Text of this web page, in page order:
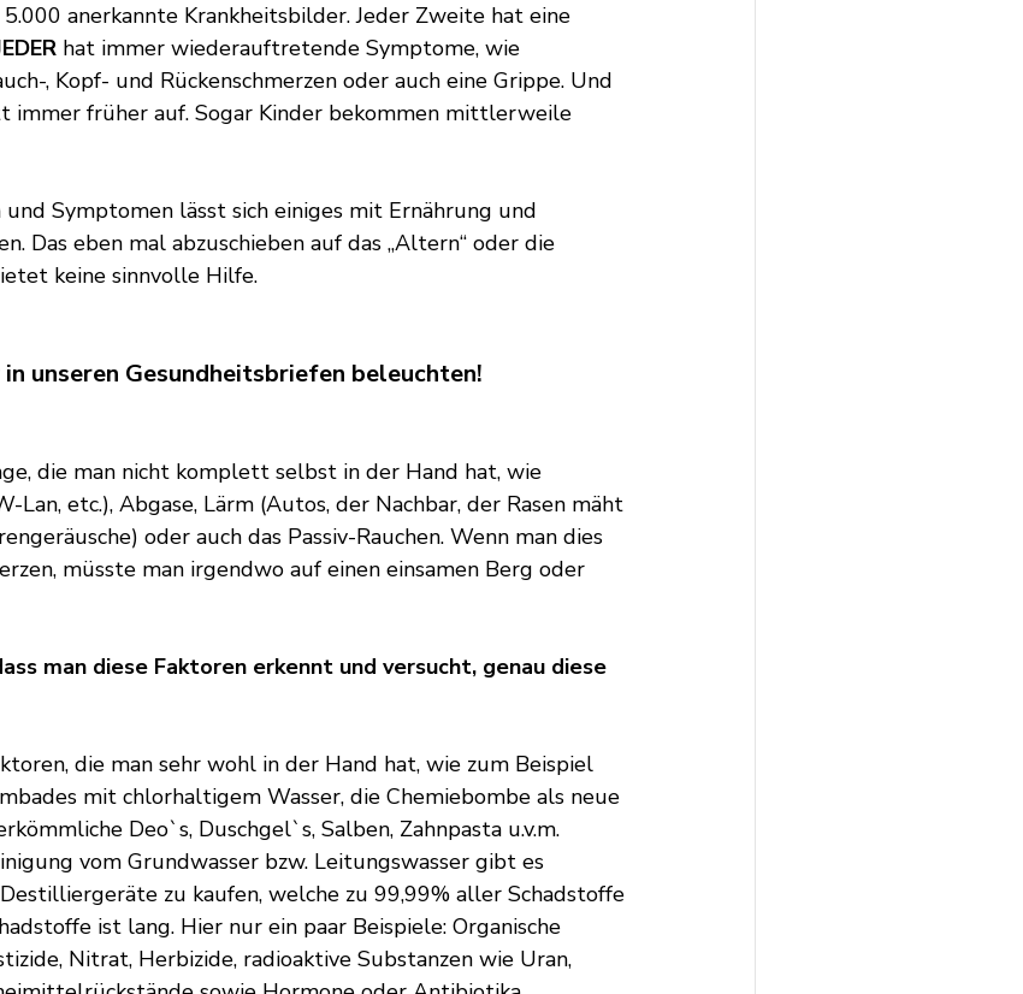
anerkannte Krankheitsbilder. Jeder Zweite hat eine
hat immer wiederauftretende Symptome, wie
, Kopf- und Rückenschmerzen oder auch eine Grippe. Und
immer früher auf. Sogar Kinder bekommen mittlerweile
Symptomen lässt sich einiges mit Ernährung und
Das eben mal abzuschieben auf das „Altern“ oder die
keine sinnvolle Hilfe.
unseren Gesundheitsbriefen beleuchten!
die man nicht komplett selbst in der Hand hat, wie
Lan, etc.), Abgase, Lärm (Autos, der Nachbar, der Rasen mäht
oder auch das Passiv-Rauchen. Wenn man dies
müsste man irgendwo auf einen einsamen Berg oder
man diese Faktoren erkennt und versucht, genau diese
die man sehr wohl in der Hand hat, wie zum Beispiel
mit chlorhaltigem Wasser, die Chemiebombe als neue
Deo`s, Duschgel`s, Salben, Zahnpasta u.v.m.
vom Grundwasser bzw. Leitungswasser gibt es
zu kaufen, welche zu 99,99% aller Schadstoffe
ist lang. Hier nur ein paar Beispiele: Organische
Nitrat, Herbizide, radioaktive Substanzen wie Uran,